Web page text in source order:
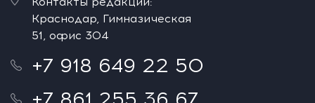
Краснодар, Гимназическая
51, офис 304
+7 918 649 22 50